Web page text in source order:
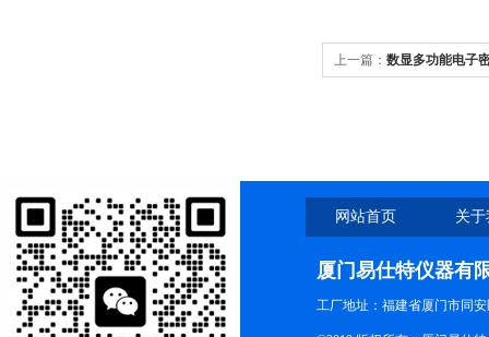
上一篇： 数显多功能电子
网站首页 关
厦门易仕特仪器有
工厂地址：福建省厦门市同